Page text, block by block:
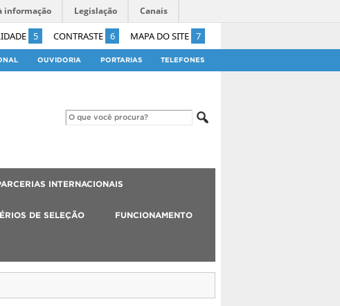
5 CONTRASTE 6 MAPA DO SITE 7
informação Legislação Canais
OUVIDORIA PORTARIAS TELEFONES
INTERNACIONAIS
DE SELEÇÃO FUNCIONAMENTO